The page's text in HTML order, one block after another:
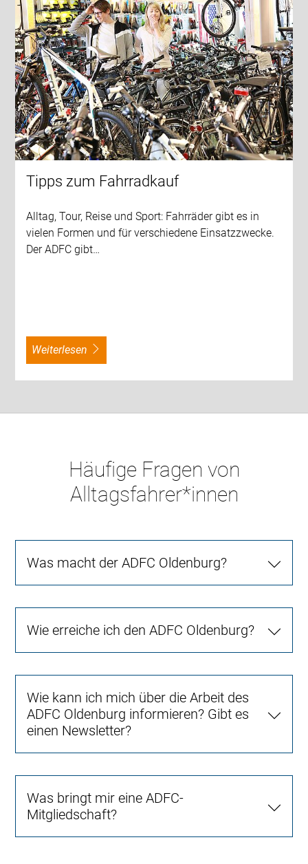
Tipps zum Fahrradkauf
Alltag, Tour, Reise und Sport: Fahrräder gibt es in
vielen Formen und für verschiedene Einsatzzwecke.
Der ADFC gibt…
weiterlesen
Häufige Fragen von
Alltagsfahrer*innen
Was macht der ADFC Oldenburg?
Wie erreiche ich den ADFC Oldenburg?
Wie kann ich mich über die Arbeit des
ADFC Oldenburg informieren? Gibt es
einen Newsletter?
Was bringt mir eine ADFC-
Mitgliedschaft?